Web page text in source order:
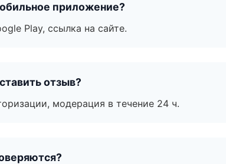
приложение?
Play, ссылка на сайте.
отзыв?
модерация в течение 24 ч.